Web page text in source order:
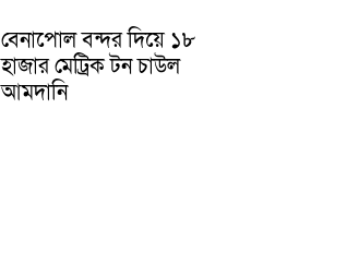
বেনাপোল বন্দর দিয়ে ১৮
হাজার মেট্রিক টন চাউল
আমদানি